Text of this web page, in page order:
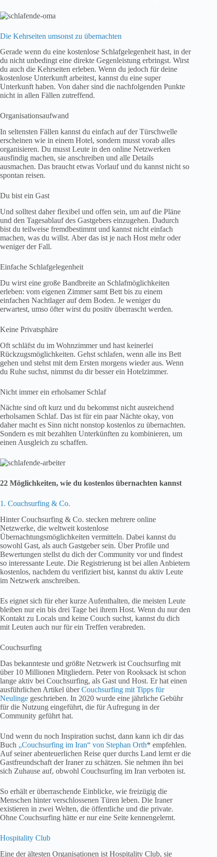
Die Kehrseiten umsonst zu übernachten
Gerade wenn du eine kostenlose Schlafgelegenheit hast, in der
du nicht unbedingt eine direkte Gegenleistung erbringst. Wirst
du auch die Kehrseiten erleben. Wenn du jedoch für deine
kostenlose Unterkunft arbeitest, kannst du eine super
Unterkunft haben. Von daher sind die nachfolgenden Punkte
nicht in allen Fällen zutreffend.
Organisationsaufwand
In seltensten Fällen kannst du einfach auf der Türschwelle
erscheinen wie in einem Hotel, sondern musst vorab alles
organisieren. Du musst Leute in den online Netzwerken
ausfindig machen, sie anschreiben und alle Details
ausmachen. Das braucht etwas Vorlauf und du kannst nicht so
spontan reisen.
Du bist ein Gast
Und solltest daher flexibel und offen sein, um auf die Pläne
und den Tagesablauf des Gastgebers einzugehen. Dadurch
bist du teilweise fremdbestimmt und kannst nicht einfach
machen, was du willst. Aber das ist je nach Host mehr oder
weniger der Fall.
Einfache Schlafgelegenheit
Du wirst eine große Bandbreite an Schlafmöglichkeiten
erleben: vom eigenen Zimmer samt Bett bis zu einem
einfachen Nachtlager auf dem Boden. Je weniger du
erwartest, umso öfter wirst du positiv überrascht werden.
Keine Privatsphäre
Oft schläfst du im Wohnzimmer und hast keinerlei
Rückzugsmöglichkeiten. Gehst schlafen, wenn alle ins Bett
gehen und stehst mit dem Ersten morgens wieder aus. Wenn
du Ruhe suchst, nimmst du dir besser ein Hotelzimmer.
Nicht immer ein erholsamer Schlaf
Nächte sind oft kurz und du bekommst nicht ausreichend
erholsamen Schlaf. Das ist für ein paar Nächte okay, von
daher macht es Sinn nicht nonstop kostenlos zu übernachten.
Sondern es mit bezahlten Unterkünften zu kombinieren, um
einen Ausgleich zu schaffen.
22 Möglichkeiten, wie du kostenlos übernachten kannst
1. Couchsurfing & Co.
Hinter Couchsurfing & Co. stecken mehrere online
Netzwerke, die weltweit kostenlose
Übernachtungsmöglichkeiten vermitteln. Dabei kannst du
sowohl Gast, als auch Gastgeber sein. Über Profile und
Bewertungen stellst du dich der Community vor und findest
so interessante Leute. Die Registrierung ist bei allen Anbietern
kostenlos, nachdem du verifiziert bist, kannst du aktiv Leute
im Netzwerk anschreiben.
Es eignet sich für eher kurze Aufenthalten, die meisten Leute
bleiben nur ein bis drei Tage bei ihrem Host. Wenn du nur den
Kontakt zu Locals und keine Couch suchst, kannst du dich
mit Leuten auch nur für ein Treffen verabreden.
Couchsurfing
Das bekannteste und größte Netzwerk ist Couchsurfing mit
über 10 Millionen Mitgliedern. Peter von Rooksack ist schon
lange aktiv bei Couchsurfing, als Gast und Host. Er hat einen
ausführlichen Artikel überCouchsurfing mit Tipps für
Neulinge geschrieben. In 2020 wurde eine jährliche Gebühr
für die Nutzung eingeführt, die für Aufregung in der
Community geführt hat.
Und wenn du noch Inspiration suchst, dann kann ich dir das
Buch „Couchsurfing im Iran“ von Stephan Orth* empfehlen.
Auf seiner abenteuerlichen Reise quer durchs Land lernt er die
Gastfreundschaft der Iraner zu schätzen. Sie nehmen ihn bei
sich Zuhause auf, obwohl Couchsurfing im Iran verboten ist.
So erhält er überraschende Einblicke, wie freizügig die
Menschen hinter verschlossenen Türen leben. Die Iraner
existieren in zwei Welten, die öffentliche und die private.
Ohne Couchsurfing hätte er nur eine Seite kennengelernt.
Hospitality Club
Eine der ältesten Organisationen ist Hospitality Club, sie